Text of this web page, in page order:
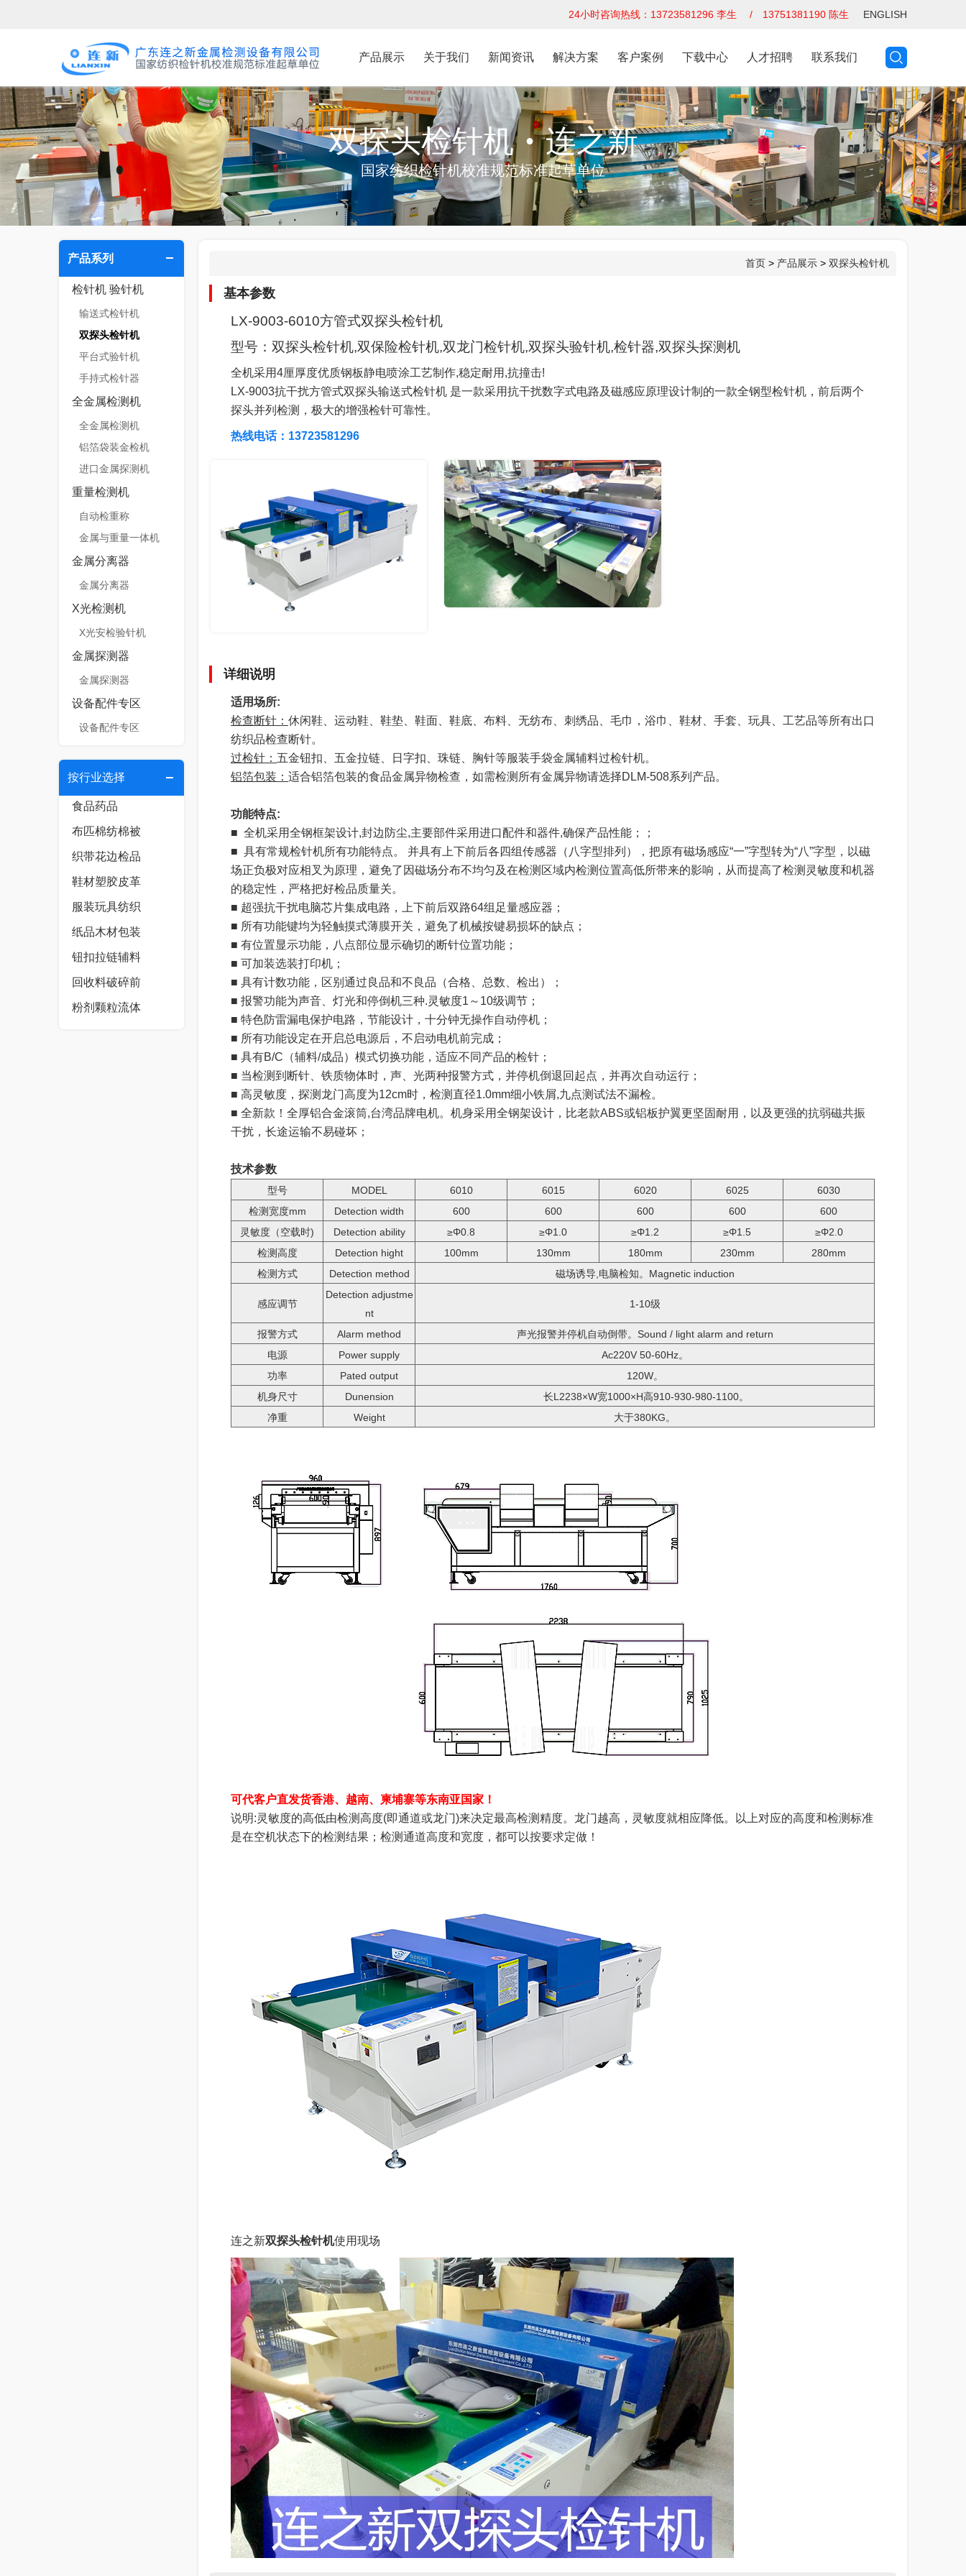
24小时咨询热线：13723581296 李生 / 13751381190 陈生 ENGLISH
产品展示 关于我们 新闻资讯 解决方案 客户案例 下载中心 人才招聘 联系我们
双探头检针机 ● 连之新
国家纺织检针机校准规范标准起草单位
产品系列
检针机 验针机
输送式检针机
双探头检针机
平台式验针机
手持式检针器
全金属检测机
全金属检测机
铝箔袋装金检机
进口金属探测机
重量检测机
自动检重称
金属与重量一体机
金属分离器
金属分离器
X光检测机
X光安检验针机
金属探测器
金属探测器
设备配件专区
设备配件专区
按行业选择
食品药品
布匹棉纺棉被
织带花边检品
鞋材塑胶皮革
服装玩具纺织
纸品木材包装
钮扣拉链辅料
回收料破碎前
粉剂颗粒流体
首页 > 产品展示 > 双探头检针机
基本参数
LX-9003-6010方管式双探头检针机
型号：双探头检针机,双保险检针机,双龙门检针机,双探头验针机,检针器,双探头探测机
全机采用4厘厚度优质钢板静电喷涂工艺制作,稳定耐用,抗撞击!
LX-9003抗干扰方管式双探头输送式检针机 是一款采用抗干扰数字式电路及磁感应原理设计制的一款全钢型检针机，前后两个
探头并列检测，极大的增强检针可靠性。
热线电话：13723581296
详细说明
适用场所:
检查断针： 休闲鞋、运动鞋、鞋垫、鞋面、鞋底、布料、无纺布、刺绣品、毛巾，浴巾、鞋材、手套、玩具、工艺品等所有出口
纺织品检查断针。
过检针： 五金钮扣、五金拉链、日字扣、珠链、胸针等服装手袋金属辅料过检针机。
铝箔包装： 适合铝箔包装的食品金属异物检查，如需检测所有金属异物请选择DLM-508系列产品。
功能特点:
■ 全机采用全钢框架设计,封边防尘,主要部件采用进口配件和器件,确保产品性能；；
■ 具有常规检针机所有功能特点。 并具有上下前后各四组传感器（八字型排列），把原有磁场感应“一”字型转为“八”字型，以磁
场正负极对应相叉为原理，避免了因磁场分布不均匀及在检测区域内检测位置高低所带来的影响，从而提高了检测灵敏度和机器
的稳定性，严格把好检品质量关。
■ 超强抗干扰电脑芯片集成电路，上下前后双路64组足量感应器；
■ 所有功能键均为轻触摸式薄膜开关，避免了机械按键易损坏的缺点；
■ 有位置显示功能，八点部位显示确切的断针位置功能；
■ 可加装选装打印机；
■ 具有计数功能，区别通过良品和不良品（合格、总数、检出）；
■ 报警功能为声音、灯光和停倒机三种.灵敏度1～10级调节；
■ 特色防雷漏电保护电路，节能设计，十分钟无操作自动停机；
■ 所有功能设定在开启总电源后，不启动电机前完成；
■ 具有B/C（辅料/成品）模式切换功能，适应不同产品的检针；
■ 当检测到断针、铁质物体时，声、光两种报警方式，并停机倒退回起点，并再次自动运行；
■ 高灵敏度，探测龙门高度为12cm时，检测直径1.0mm细小铁屑,九点测试法不漏检。
■ 全新款！全厚铝合金滚筒,台湾品牌电机。机身采用全钢架设计，比老款ABS或铝板护翼更坚固耐用，以及更强的抗弱磁共振
干扰，长途运输不易碰坏；
技术参数
型号 MODEL 6010 6015 6020 6025
6030
检测宽度mm
Detection width 600 600 600 600
600
灵敏度（空载时)
Detection ability ≥Φ0.8 ≥Φ1.0 ≥Φ1.2 ≥Φ1.5
≥Φ2.0
检测高度
Detection hight 100mm 130mm 180mm 230mm
280mm
检测方式
Detection method 磁场诱导,电脑检知。Magnetic induction
感应调节
Detection adjustme
nt
1-10级
报警方式 Alarm method
声光报警并停机自动倒带。Sound / light alarm and return
电源
Power supply
Ac220V 50-60Hz。
功率
Pated output
120W。
机身尺寸
Dunension
长L2238×W宽1000×H高910-930-980-1100。
净重
Weight 大于380KG。
可代客户直发货香港、越南、柬埔寨等东南亚国家！
说明:灵敏度的高低由检测高度(即通道或龙门)来决定最高检测精度。龙门越高，灵敏度就相应降低。以上对应的高度和检测标准
是在空机状态下的检测结果；检测通道高度和宽度，都可以按要求定做！
连之新双探头检针机使用现场